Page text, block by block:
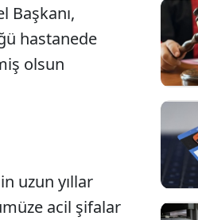
Başkanı,
hastanede
olsun
uzun yıllar
acil şifalar